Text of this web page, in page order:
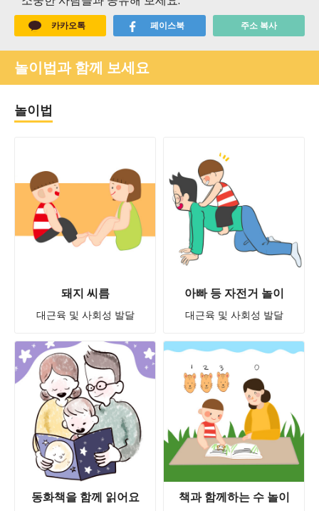
카카오톡 페이스북 주소 복사
놀이법과 함께 보세요
놀이법
돼지 씨름
대근육 및 사회성 발달
아빠 등 자전거 놀이
대근육 및 사회성 발달
동화책을 함께 읽어요 책과 함께하는 수 놀이